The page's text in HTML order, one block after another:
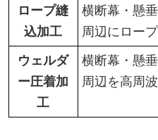
ロープ縫
込加工
横断幕・懸
周辺にロー
ウェルダ
ー圧着加
工
横断幕・懸
周辺を高周